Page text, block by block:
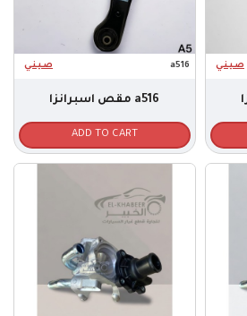
صـيـنـي a516
مقص اسبرانزا a516
ADD TO CART
صـيـنـي